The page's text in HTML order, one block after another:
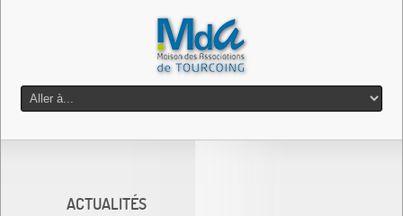
ACTUALITÉS